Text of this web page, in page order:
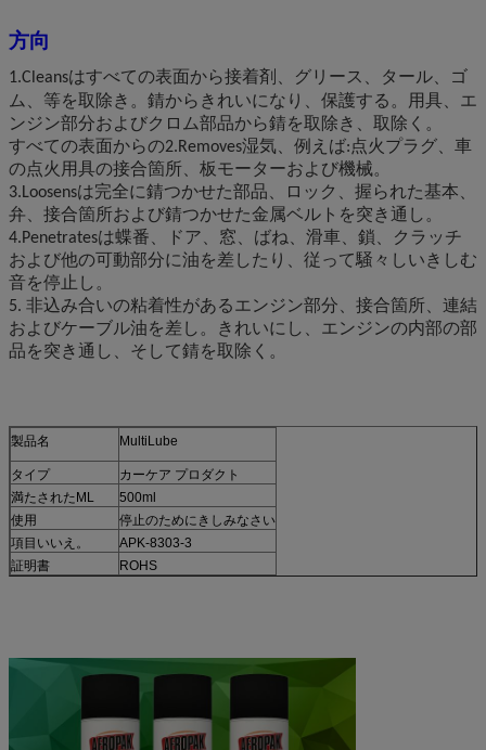
方向
1.Cleansはすべての表面から接着剤、グリース、タール、ゴ
ム、等を取除き。錆からきれいになり、保護する。用具、エ
ンジン部分およびクロム部品から錆を取除き、取除く。
すべての表面からの2.Removes湿気、例えば:点火プラグ、車
の点火用具の接合箇所、板モーターおよび機械。
3.Loosensは完全に錆つかせた部品、ロック、握られた基本、
弁、接合箇所および錆つかせた金属ベルトを突き通し。
4.Penetratesは蝶番、ドア、窓、ばね、滑車、鎖、クラッチ
および他の可動部分に油を差したり、従って騒々しいきしむ
音を停止し。
5. 非込み合いの粘着性があるエンジン部分、接合箇所、連結
およびケーブル油を差し。きれいにし、エンジンの内部の部
品を突き通し、そして錆を取除く。
製品名 MultiLube
タイプ
カーケア プロダクト
満たされたML
500ml
使用
停止のためにきしみなさい
項目いいえ。
APK-8303-3
証明書
ROHS